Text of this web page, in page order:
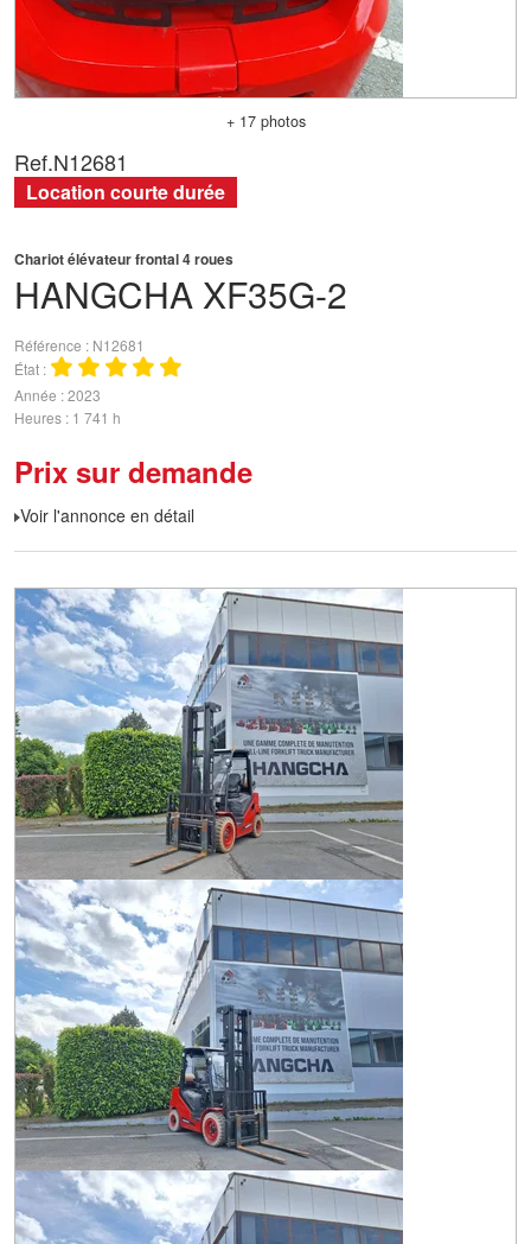
+ 17 photos
HANGCHA XF35G-2
Chariot élévateur frontal 4 roues
Référence
N12681
État
Année 2023
Heures 1 741 h
Prix sur demande
Voir l'annonce en détail
Ref.N12681
Location courte durée